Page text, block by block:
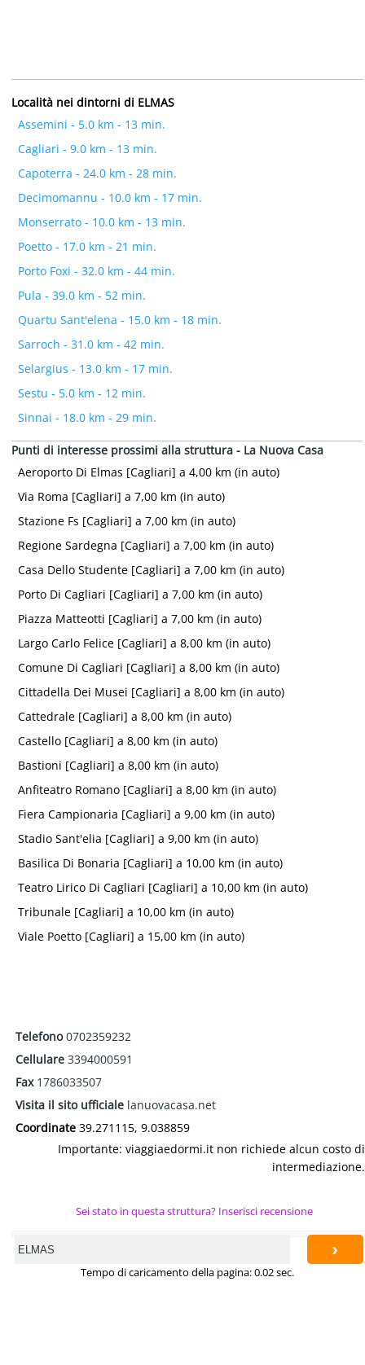
Località nei dintorni di ELMAS
Assemini - 5.0 km - 13 min.
Cagliari - 9.0 km - 13 min.
Capoterra - 24.0 km - 28 min.
Decimomannu - 10.0 km - 17 min.
Monserrato - 10.0 km - 13 min.
Poetto - 17.0 km - 21 min.
Porto Foxi - 32.0 km - 44 min.
Pula - 39.0 km - 52 min.
Quartu Sant'elena - 15.0 km - 18 min.
Sarroch - 31.0 km - 42 min.
Selargius - 13.0 km - 17 min.
Sestu - 5.0 km - 12 min.
Sinnai - 18.0 km - 29 min.
Punti di interesse prossimi alla struttura - La Nuova Casa
Aeroporto Di Elmas [Cagliari] a 4,00 km (in auto)
Via Roma [Cagliari] a 7,00 km (in auto)
Stazione Fs [Cagliari] a 7,00 km (in auto)
Regione Sardegna [Cagliari] a 7,00 km (in auto)
Casa Dello Studente [Cagliari] a 7,00 km (in auto)
Porto Di Cagliari [Cagliari] a 7,00 km (in auto)
Piazza Matteotti [Cagliari] a 7,00 km (in auto)
Largo Carlo Felice [Cagliari] a 8,00 km (in auto)
Comune Di Cagliari [Cagliari] a 8,00 km (in auto)
Cittadella Dei Musei [Cagliari] a 8,00 km (in auto)
Cattedrale [Cagliari] a 8,00 km (in auto)
Castello [Cagliari] a 8,00 km (in auto)
Bastioni [Cagliari] a 8,00 km (in auto)
Anfiteatro Romano [Cagliari] a 8,00 km (in auto)
Fiera Campionaria [Cagliari] a 9,00 km (in auto)
Stadio Sant'elia [Cagliari] a 9,00 km (in auto)
Basilica Di Bonaria [Cagliari] a 10,00 km (in auto)
Teatro Lirico Di Cagliari [Cagliari] a 10,00 km (in auto)
Tribunale [Cagliari] a 10,00 km (in auto)
Viale Poetto [Cagliari] a 15,00 km (in auto)
Telefono0702359232
Cellulare 3394000591
Fax 1786033507
Visita il sito ufficiale lanuovacasa.net
Coordinate 39.271115, 9.038859
Importante: viaggiaedormi.it non richiede alcun costo di
intermediazione.
Sei stato in questa struttura? Inserisci recensione
›
Tempo di caricamento della pagina: 0.02 sec.